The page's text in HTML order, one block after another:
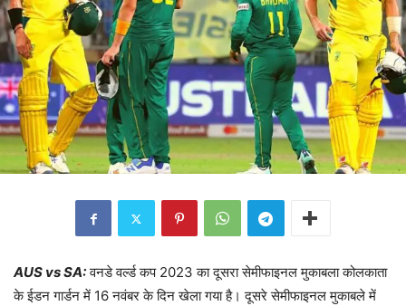
AUS vs SA: वनडे वर्ल्ड कप 2023 का दूसरा सेमीफाइनल मुकाबला कोलकाता
के ईडन गार्डन में 16 नवंबर के दिन खेला गया है। दूसरे सेमीफाइनल मुकाबले में